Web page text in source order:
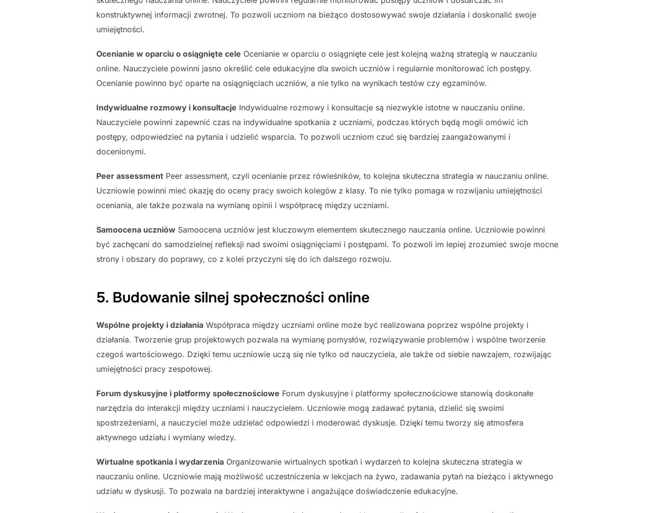
konstruktywnej informacji zwrotnej. To pozwoli uczniom na bieżąco dostosowywać swoje działania i doskonalić swoje
umiejętności.
Ocenianie w oparciu o osiągnięte cele Ocenianie w oparciu o osiągnięte cele jest kolejną ważną strategią w nauczaniu
online. Nauczyciele powinni jasno określić cele edukacyjne dla swoich uczniów i regularnie monitorować ich postępy.
Ocenianie powinno być oparte na osiągnięciach uczniów, a nie tylko na wynikach testów czy egzaminów.
Indywidualne rozmowy i konsultacje Indywidualne rozmowy i konsultacje są niezwykle istotne w nauczaniu online.
Nauczyciele powinni zapewnić czas na indywidualne spotkania z uczniami, podczas których będą mogli omówić ich
postępy, odpowiedzieć na pytania i udzielić wsparcia. To pozwoli uczniom czuć się bardziej zaangażowanymi i
docenionymi.
Peer assessment Peer assessment, czyli ocenianie przez rówieśników, to kolejna skuteczna strategia w nauczaniu online.
Uczniowie powinni mieć okazję do oceny pracy swoich kolegów z klasy. To nie tylko pomaga w rozwijaniu umiejętności
oceniania, ale także pozwala na wymianę opinii i współpracę między uczniami.
Samoocena uczniów Samoocena uczniów jest kluczowym elementem skutecznego nauczania online. Uczniowie powinni
być zachęcani do samodzielnej refleksji nad swoimi osiągnięciami i postępami. To pozwoli im lepiej zrozumieć swoje mocne
strony i obszary do poprawy, co z kolei przyczyni się do ich dalszego rozwoju.
5. Budowanie silnej społeczności online
Wspólne projekty i działania Współpraca między uczniami online może być realizowana poprzez wspólne projekty i
działania. Tworzenie grup projektowych pozwala na wymianę pomysłów, rozwiązywanie problemów i wspólne tworzenie
czegoś wartościowego. Dzięki temu uczniowie uczą się nie tylko od nauczyciela, ale także od siebie nawzajem, rozwijając
umiejętności pracy zespołowej.
Forum dyskusyjne i platformy społecznościowe Forum dyskusyjne i platformy społecznościowe stanowią doskonałe
narzędzia do interakcji między uczniami i nauczycielem. Uczniowie mogą zadawać pytania, dzielić się swoimi
spostrzeżeniami, a nauczyciel może udzielać odpowiedzi i moderować dyskusje. Dzięki temu tworzy się atmosfera
aktywnego udziału i wymiany wiedzy.
Wirtualne spotkania i wydarzenia Organizowanie wirtualnych spotkań i wydarzeń to kolejna skuteczna strategia w
nauczaniu online. Uczniowie mają możliwość uczestniczenia w lekcjach na żywo, zadawania pytań na bieżąco i aktywnego
udziału w dyskusji. To pozwala na bardziej interaktywne i angażujące doświadczenie edukacyjne.